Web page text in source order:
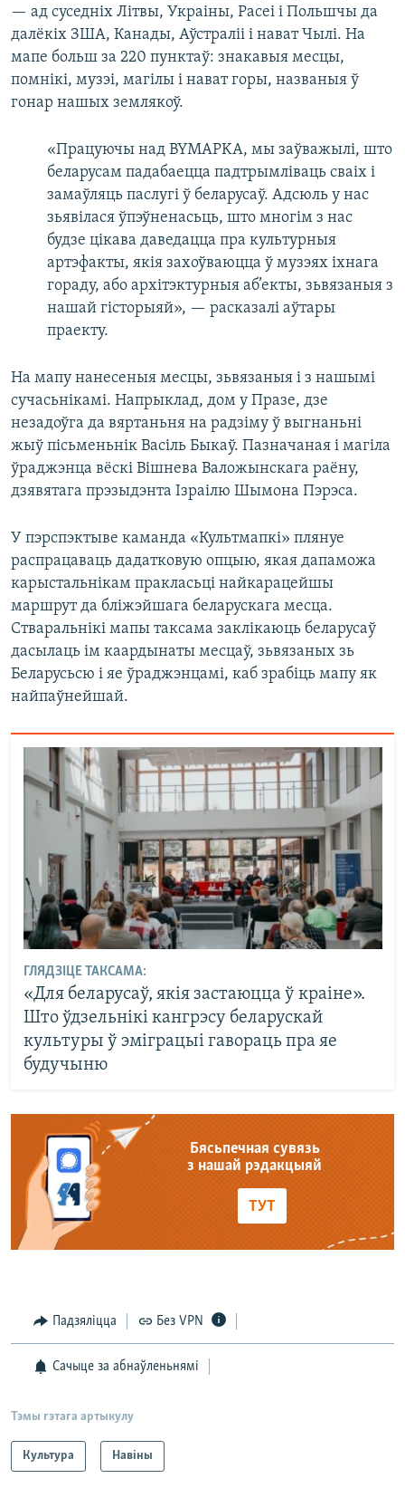
— ад суседніх Літвы, Украіны, Расеі і Польшчы да
далёкіх ЗША, Канады, Аўстраліі і нават Чылі. На
мапе больш за 220 пунктаў: знакавыя месцы,
помнікі, музэі, магілы і нават горы, названыя ў
гонар нашых землякоў.
«Працуючы над BYMAPKA, мы заўважылі, што
беларусам падабаецца падтрымліваць сваіх і
замаўляць паслугі ў беларусаў. Адсюль у нас
зьявілася ўпэўненасьць, што многім з нас
будзе цікава даведацца пра культурныя
артэфакты, якія захоўваюцца ў музэях іхнага
гораду, або архітэктурныя аб’екты, зьвязаныя з
нашай гісторыяй», — расказалі аўтары
праекту.
На мапу нанесеныя месцы, зьвязаныя і з нашымі
сучасьнікамі. Напрыклад, дом у Празе, дзе
незадоўга да вяртаньня на радзіму ў выгнаньні
жыў пісьменьнік Васіль Быкаў. Пазначаная і магіла
ўраджэнца вёскі Вішнева Валожынскага раёну,
дзявятага прэзыдэнта Ізраілю Шымона Пэрэса.
У пэрспэктыве каманда «Культмапкі» плянуе
распрацаваць дадатковую опцыю, якая дапаможа
карыстальнікам пракласьці найкарацейшы
маршрут да бліжэйшага беларускага месца.
Стваральнікі мапы таксама заклікаюць беларусаў
дасылаць ім каардынаты месцаў, зьвязаных зь
Беларусьсю і яе ўраджэнцамі, каб зрабіць мапу як
найпаўнейшай.
ГЛЯДЗІЦЕ ТАКСАМА:
«Для беларусаў, якія застаюцца ў краіне».
Што ўдзельнікі кангрэсу беларускай
культуры ў эміграцыі гавораць пра яе
будучыню
Бясьпечная сувязь
з нашай рэдакцыяй
ТУТ
Падзяліцца Без VPN
Сачыце за абнаўленьнямі
Тэмы гэтага артыкулу
Культура Навіны